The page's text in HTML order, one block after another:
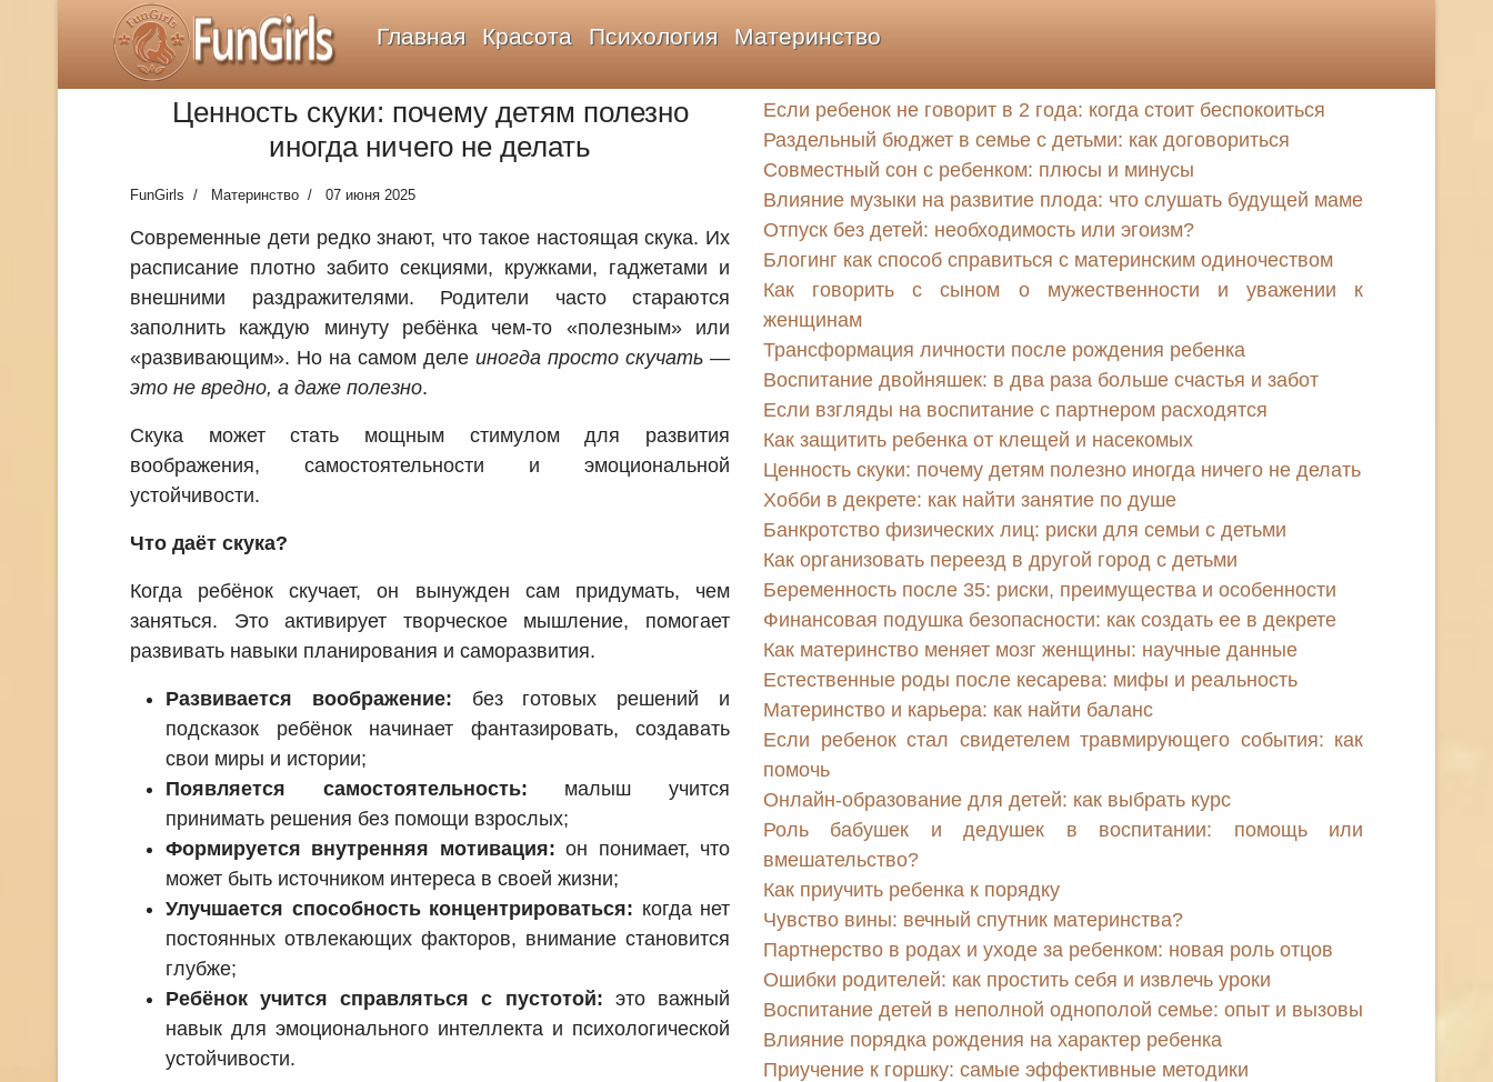
FunGirls Главная Красота Психология Материнство
Ценность скуки: почему детям полезно
иногда ничего не делать
FunGirls Материнство 07 июня 2025
Современные дети редко знают, что такое настоящая скука. Их
расписание плотно забито секциями, кружками, гаджетами и
внешними раздражителями. Родители часто стараются
заполнить каждую минуту ребёнка чем-то «полезным» или
«развивающим». Но на самом деле иногда просто скучать —
это не вредно, а даже полезно.
Скука может стать мощным стимулом для развития
воображения, самостоятельности и эмоциональной
устойчивости.
Что даёт скука?
Когда ребёнок скучает, он вынужден сам придумать, чем
заняться. Это активирует творческое мышление, помогает
развивать навыки планирования и саморазвития.
Развивается воображение: без готовых решений и
подсказок ребёнок начинает фантазировать, создавать
свои миры и истории;
Появляется самостоятельность: малыш учится
принимать решения без помощи взрослых;
Формируется внутренняя мотивация: он понимает, что
может быть источником интереса в своей жизни;
Улучшается способность концентрироваться: когда нет
постоянных отвлекающих факторов, внимание становится
глубже;
Ребёнок учится справляться с пустотой: это важный
навык для эмоционального интеллекта и психологической
устойчивости.
Если ребенок не говорит в 2 года: когда стоит беспокоиться
Раздельный бюджет в семье с детьми: как договориться
Совместный сон с ребенком: плюсы и минусы
Влияние музыки на развитие плода: что слушать будущей маме
Отпуск без детей: необходимость или эгоизм?
Блогинг как способ справиться с материнским одиночеством
Как говорить с сыном о мужественности и уважении к
женщинам
Трансформация личности после рождения ребенка
Воспитание двойняшек: в два раза больше счастья и забот
Если взгляды на воспитание с партнером расходятся
Как защитить ребенка от клещей и насекомых
Ценность скуки: почему детям полезно иногда ничего не делать
Хобби в декрете: как найти занятие по душе
Банкротство физических лиц: риски для семьи с детьми
Как организовать переезд в другой город с детьми
Беременность после 35: риски, преимущества и особенности
Финансовая подушка безопасности: как создать ее в декрете
Как материнство меняет мозг женщины: научные данные
Естественные роды после кесарева: мифы и реальность
Материнство и карьера: как найти баланс
Если ребенок стал свидетелем травмирующего события: как
помочь
Онлайн-образование для детей: как выбрать курс
Роль бабушек и дедушек в воспитании: помощь или
вмешательство?
Как приучить ребенка к порядку
Чувство вины: вечный спутник материнства?
Партнерство в родах и уходе за ребенком: новая роль отцов
Ошибки родителей: как простить себя и извлечь уроки
Воспитание детей в неполной однополой семье: опыт и вызовы
Влияние порядка рождения на характер ребенка
Приучение к горшку: самые эффективные методики